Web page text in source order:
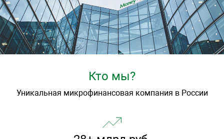
Кто мы?
Уникальная микрофинансовая компания в России